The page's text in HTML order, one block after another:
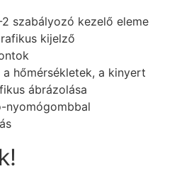
szabályozó kezelő eleme
kijelző
hőmérsékletek, a kinyert
ábrázolása
nyomógombbal